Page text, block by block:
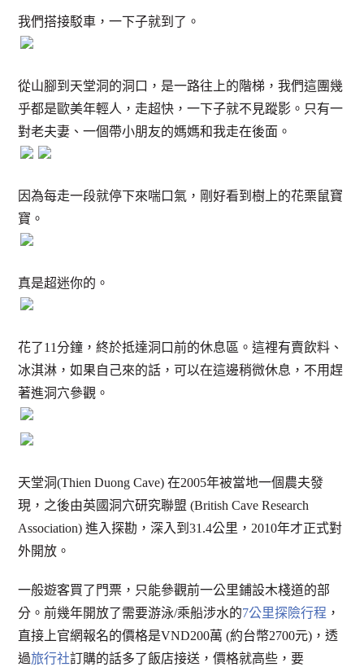
我們搭接駁車，一下子就到了。
從山腳到天堂洞的洞口，是一路往上的階梯，我們這團幾
乎都是歐美年輕人，走超快，一下子就不見蹤影。只有一
對老夫妻、一個帶小朋友的媽媽和我走在後面。
因為每走一段就停下來喘口氣，剛好看到樹上的花栗鼠寶
寶。
真是超迷你的。
花了11分鐘，終於抵達洞口前的休息區。這裡有賣飲料、
冰淇淋，如果自己來的話，可以在這邊稍微休息，不用趕
著進洞穴參觀。
天堂洞(Thien Duong Cave) 在2005年被當地一個農夫發
現，之後由英國洞穴研究聯盟 (British Cave Research
Association) 進入探勘，深入到31.4公里，2010年才正式對
外開放。
一般遊客買了門票，只能參觀前一公里鋪設木棧道的部
分。前幾年開放了需要游泳/乘船涉水的7公里探險行程 ，
直接上官網報名的價格是VND200萬 (約台幣2700元)，透
過旅行社訂購的話多了飯店接送，價格就高些，要